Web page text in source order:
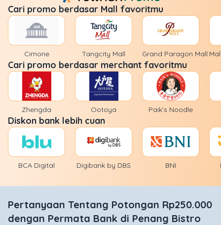
Cari promo berdasar Mall favoritmu
Cimone Tangcity Mall Grand Paragon Mall
Cari promo berdasar merchant favoritmu
Zhengda Ootoya Paik’s Noodle
Diskon bank lebih cuan
BCA Digital Digibank by DBS BNI
Pertanyaan Tentang Potongan Rp250.000
dengan Permata Bank di Penang Bistro